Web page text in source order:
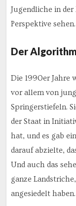
Jugendliche in
Perspektive sehen.
Der
Die 1990er Jahre
vor allem von
Springerstiefeln.
der Staat in
hat, und es gab
darauf abzielte,
Und auch das
ganze
angesiedelt haben.